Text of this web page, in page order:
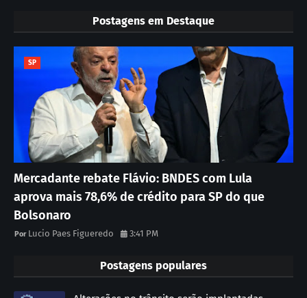
Postagens em Destaque
SP
Mercadante rebate Flávio: BNDES com Lula
aprova mais 78,6% de crédito para SP do que
Bolsonaro
Lucio Paes Figueredo 3:41 PM
Postagens populares